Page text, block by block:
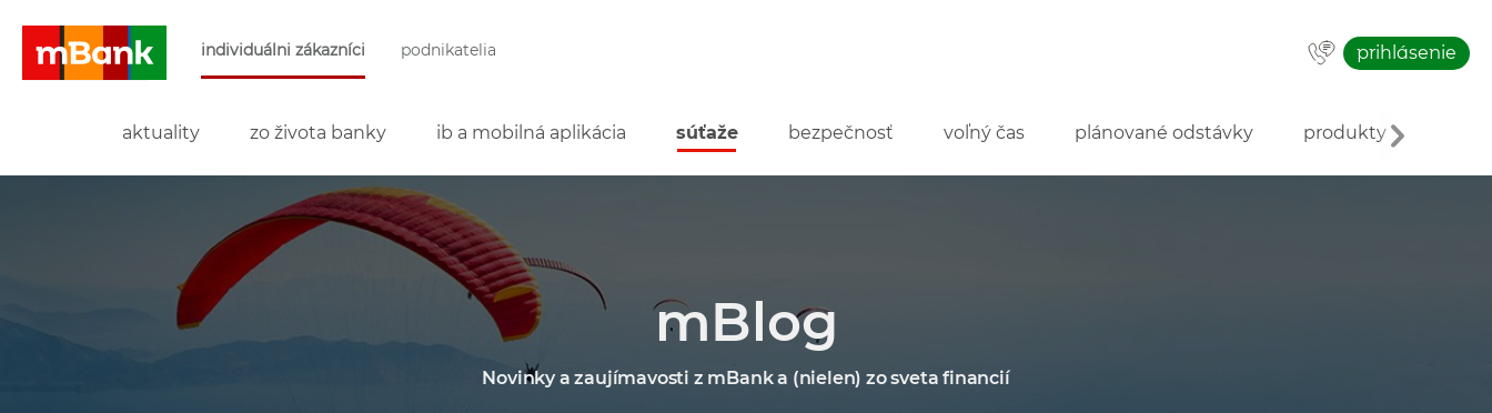
individuálni zákazníci podnikatelia prihlásenie
aktuality zo života banky ib a mobilná aplikácia súťaže bezpečnosť voľný čas plánované odstávky produkty
mBlog
Novinky a zaujímavosti z mBank a (nielen) zo sveta financií